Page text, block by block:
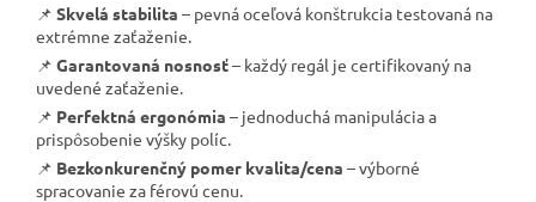
📌 Skvelá stabilita – pevná oceľová konštrukcia testovaná na
extrémne zaťaženie.
📌 Garantovaná nosnosť– každý regál je certifikovaný na
uvedené zaťaženie.
📌 Perfektná ergonómia – jednoduchá manipulácia a
prispôsobenie výšky políc.
📌 Bezkonkurenčný pomer kvalita/cena – výborné
spracovanie za férovú cenu.